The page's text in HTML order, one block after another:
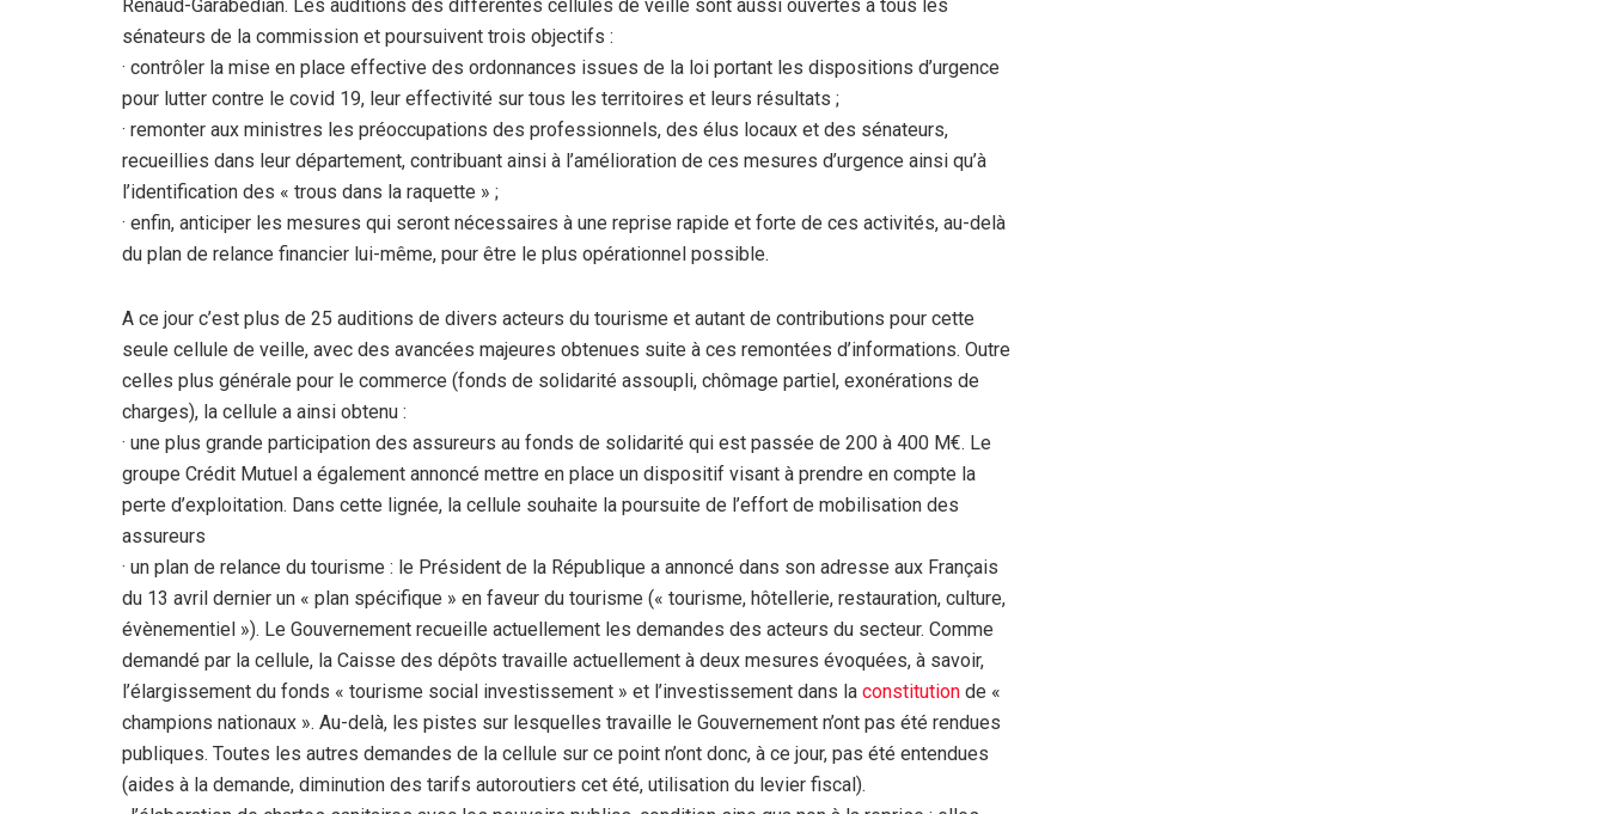
Renaud-Garabedian. Les auditions des différentes cellules de veille sont aussi ouvertes à tous les
sénateurs de la commission et poursuivent trois objectifs :
· contrôler la mise en place effective des ordonnances issues de la loi portant les dispositions d’urgence
pour lutter contre le covid 19, leur effectivité sur tous les territoires et leurs résultats ;
· remonter aux ministres les préoccupations des professionnels, des élus locaux et des sénateurs,
recueillies dans leur département, contribuant ainsi à l’amélioration de ces mesures d’urgence ainsi qu’à
l’identification des « trous dans la raquette » ;
· enfin, anticiper les mesures qui seront nécessaires à une reprise rapide et forte de ces activités, au-delà
du plan de relance financier lui-même, pour être le plus opérationnel possible.
A ce jour c’est plus de 25 auditions de divers acteurs du tourisme et autant de contributions pour cette
seule cellule de veille, avec des avancées majeures obtenues suite à ces remontées d’informations. Outre
celles plus générale pour le commerce (fonds de solidarité assoupli, chômage partiel, exonérations de
charges), la cellule a ainsi obtenu :
· une plus grande participation des assureurs au fonds de solidarité qui est passée de 200 à 400 M€. Le
groupe Crédit Mutuel a également annoncé mettre en place un dispositif visant à prendre en compte la
perte d’exploitation. Dans cette lignée, la cellule souhaite la poursuite de l’effort de mobilisation des
assureurs
· un plan de relance du tourisme : le Président de la République a annoncé dans son adresse aux Français
du 13 avril dernier un « plan spécifique » en faveur du tourisme (« tourisme, hôtellerie, restauration, culture,
évènementiel »). Le Gouvernement recueille actuellement les demandes des acteurs du secteur. Comme
demandé par la cellule, la Caisse des dépôts travaille actuellement à deux mesures évoquées, à savoir,
l’élargissement du fonds « tourisme social investissement » et l’investissement dans la constitution de «
champions nationaux ». Au-delà, les pistes sur lesquelles travaille le Gouvernement n’ont pas été rendues
publiques. Toutes les autres demandes de la cellule sur ce point n’ont donc, à ce jour, pas été entendues
(aides à la demande, diminution des tarifs autoroutiers cet été, utilisation du levier fiscal).